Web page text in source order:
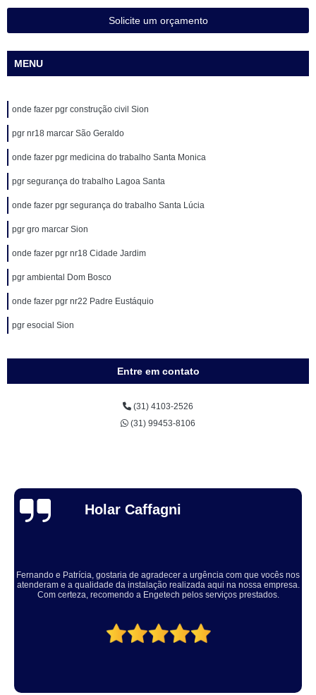
Solicite um orçamento
MENU
onde fazer pgr construção civil Sion
pgr nr18 marcar São Geraldo
onde fazer pgr medicina do trabalho Santa Monica
pgr segurança do trabalho Lagoa Santa
onde fazer pgr segurança do trabalho Santa Lúcia
pgr gro marcar Sion
onde fazer pgr nr18 Cidade Jardim
pgr ambiental Dom Bosco
onde fazer pgr nr22 Padre Eustáquio
pgr esocial Sion
Entre em contato
(31) 4103-2526
(31) 99453-8106
Thuane Maiara
Solucionaram o problema muito rápido, equipe educada e atenciosa. Vale
a pena, meu equipamento ficou ótimo.